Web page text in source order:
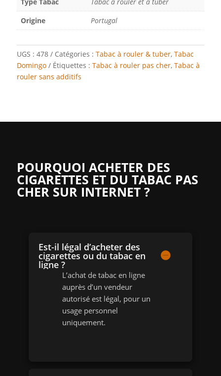
Origine
Portugal
UGS : 478 Catégories : Tabac à rouler & tuber, Tabac
Domingo
Étiquettes : Tabac à rouler pas cher, Tabac à
rouler sans additifs
POURQUOI ACHETER DES
CIGARETTES ET DU TABAC PAS
CHER SUR INTERNET ?
Est-il légal d’acheter des
cigarettes ou du tabac en
ligne ?
L’achat de tabac en ligne
auprès d’un vendeur
autorisé est légal, pour un
usage personnel
uniquement.